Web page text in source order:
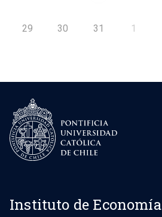
29 30 31 1
Instituto de Economía